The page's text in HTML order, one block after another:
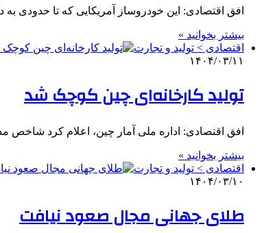
افق اقتصادی: این خودروساز آمریکایی که تا
بیشتر بخوانید »
اقتصادی > تولید و تجارت
۱۴۰۴/۰۳/۱۱
تولید کارخانه‌ای چین کوچک شد
افق اقتصادی: اداره ملی آمار چین، اعلام کرد شاخص مدیران خرید چین از ۴۹
بیشتر بخوانید »
اقتصادی > تولید و تجارت
۱۴۰۴/۰۳/۱۰
طلای جهانی مجال صعود نیافت